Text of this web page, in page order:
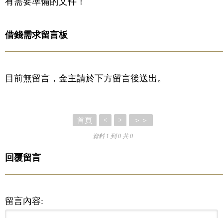
借錢需求留言板
目前無留言，金主請於下方留言後送出。
首頁 < > ＞＞
資料 1 到 0 共 0
回覆留言
留言內容: